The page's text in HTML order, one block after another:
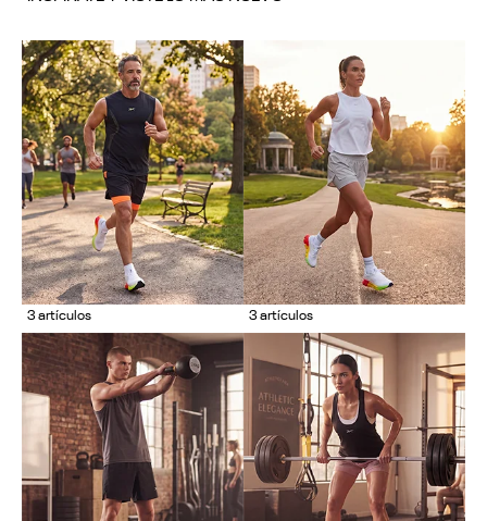
3 artículos 3 artículos